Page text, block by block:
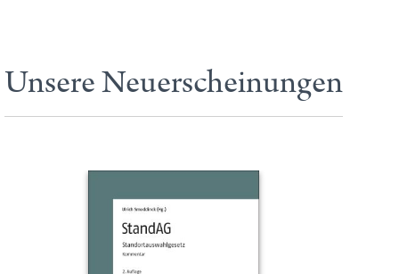
Unsere Neuerscheinungen